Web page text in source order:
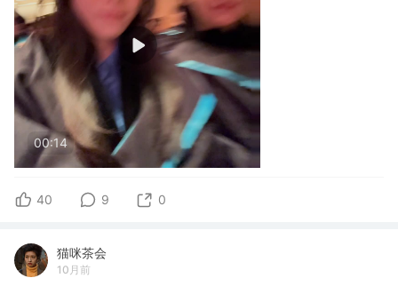
00:14
40 9 0
猫咪茶会
10月前